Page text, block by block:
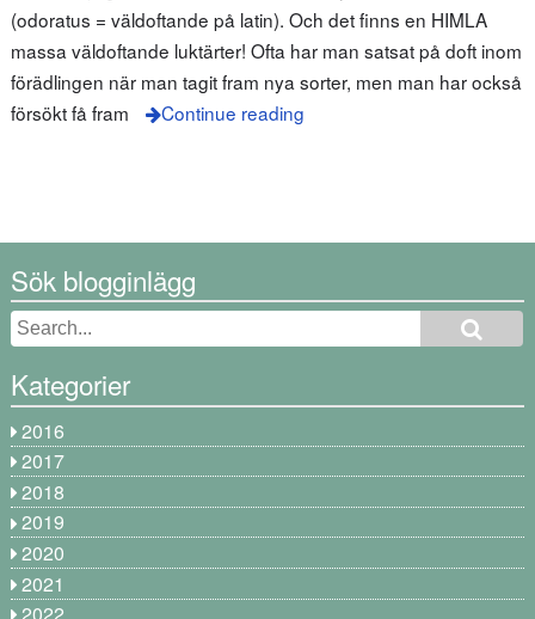
(odoratus = väldoftande på latin). Och det finns en HIMLA
massa väldoftande luktärter! Ofta har man satsat på doft inom
förädlingen när man tagit fram nya sorter, men man har också
försökt få fram
Continue reading
Sök blogginlägg
Kategorier
2016
2017
2018
2019
2020
2021